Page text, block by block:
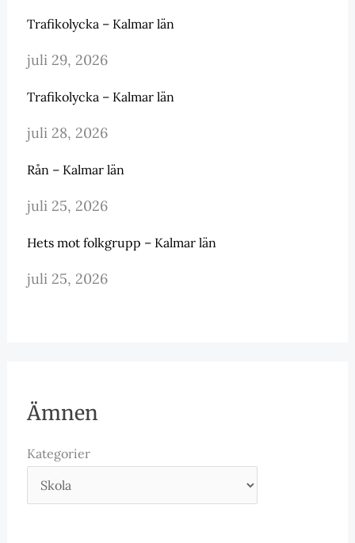
Trafikolycka – Kalmar län
juli 29, 2026
Trafikolycka – Kalmar län
juli 28, 2026
Rån – Kalmar län
juli 25, 2026
Hets mot folkgrupp – Kalmar län
juli 25, 2026
Ämnen
Kategorier